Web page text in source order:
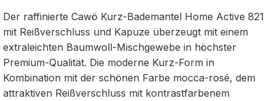
Der raffinierte Cawö Kurz-Bademantel Home Active 821
mit Reißverschluss und Kapuze überzeugt mit einem
extraleichten Baumwoll-Mischgewebe in höchster
Premium-Qualität. Die moderne Kurz-Form in
Kombination mit der schönen Farbe mocca-rosé, dem
attraktiven Reißverschluss mit kontrastfarbenem